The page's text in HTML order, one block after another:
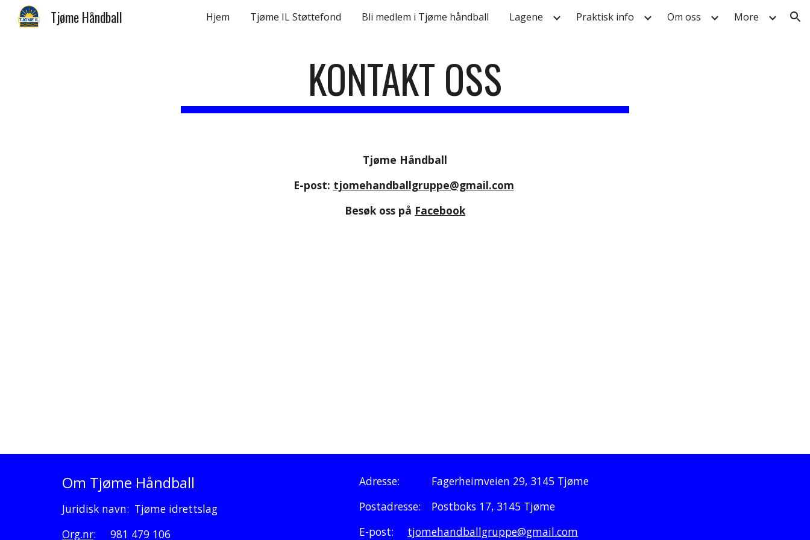
Skip to main content Skip to navigation
Tjøme Håndball Hjem Tjøme IL Støttefond Bli medlem i Tjøme håndball Lagene Praktisk info Om oss More
KONTAKT OSS
Tjøme Håndball
E-post: tjomehandballgruppe@gmail.com
Besøk oss på Facebook
Om Tjøme Håndball
Juridisk navn: Tjøme idrettslag
Org.nr: 981 479 106
Adresse:
Fagerheimveien 29, 3145 Tjøme
Postadresse:
Postboks 17, 3145 Tjøme
E-post:
tjomehandballgruppe@gmail.com